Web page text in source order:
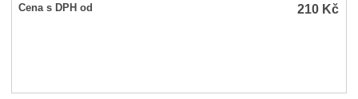
Cena s DPH od 210 Kč